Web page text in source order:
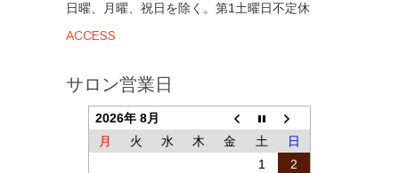
日曜、月曜、祝日を除く。第1土曜日不定休
ACCESS
サロン営業日
2026年 8月
月
火 水 木 金 土
日
1
2